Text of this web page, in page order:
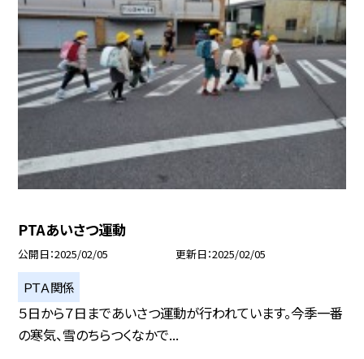
PTAあいさつ運動
公開日 2025/02/05 更新日 2025/02/05
ＰＴＡ関係
５日から７日まであいさつ運動が行われています。今季一番
の寒気、雪のちらつくなかで...